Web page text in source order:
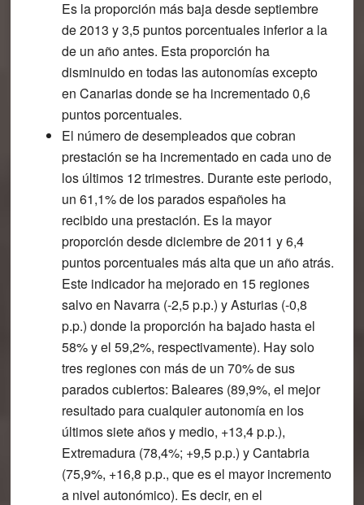
Es la proporción más baja desde septiembre
de 2013 y 3,5 puntos porcentuales inferior a la
de un año antes. Esta proporción ha
disminuido en todas las autonomías excepto
en Canarias donde se ha incrementado 0,6
puntos porcentuales.
El número de desempleados que cobran
prestación se ha incrementado en cada uno de
los últimos 12 trimestres. Durante este periodo,
un 61,1% de los parados españoles ha
recibido una prestación. Es la mayor
proporción desde diciembre de 2011 y 6,4
puntos porcentuales más alta que un año atrás.
Este indicador ha mejorado en 15 regiones
salvo en Navarra (-2,5 p.p.) y Asturias (-0,8
p.p.) donde la proporción ha bajado hasta el
58% y el 59,2%, respectivamente). Hay solo
tres regiones con más de un 70% de sus
parados cubiertos: Baleares (89,9%, el mejor
resultado para cualquier autonomía en los
últimos siete años y medio, +13,4 p.p.),
Extremadura (78,4%; +9,5 p.p.) y Cantabria
(75,9%, +16,8 p.p., que es el mayor incremento
a nivel autonómico). Es decir, en el